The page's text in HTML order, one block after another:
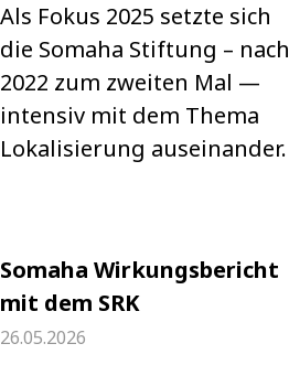
Als Fokus 2025 setzte sich
die Somaha Stif­tung – nach
2022 zum zwei­ten Mal —
inten­siv mit dem Thema
Loka­li­sie­rung aus­ein­an­der.
Somaha Wirkungsbericht
mit dem SRK
26.05.2026